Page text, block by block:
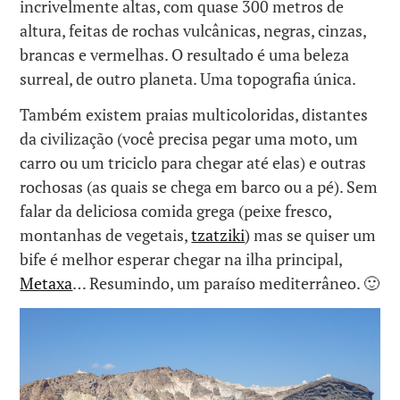
incrivelmente altas, com quase 300 metros de
altura, feitas de rochas vulcânicas, negras, cinzas,
brancas e vermelhas. O resultado é uma beleza
surreal, de outro planeta. Uma topografia única.
Também existem praias multicoloridas, distantes
da civilização (você precisa pegar uma moto, um
carro ou um triciclo para chegar até elas) e outras
rochosas (as quais se chega em barco ou a pé). Sem
falar da deliciosa comida grega (peixe fresco,
montanhas de vegetais,tzatziki) mas se quiser um
bife é melhor esperar chegar na ilha principal,
Metaxa… Resumindo, um paraíso mediterrâneo. 🙂